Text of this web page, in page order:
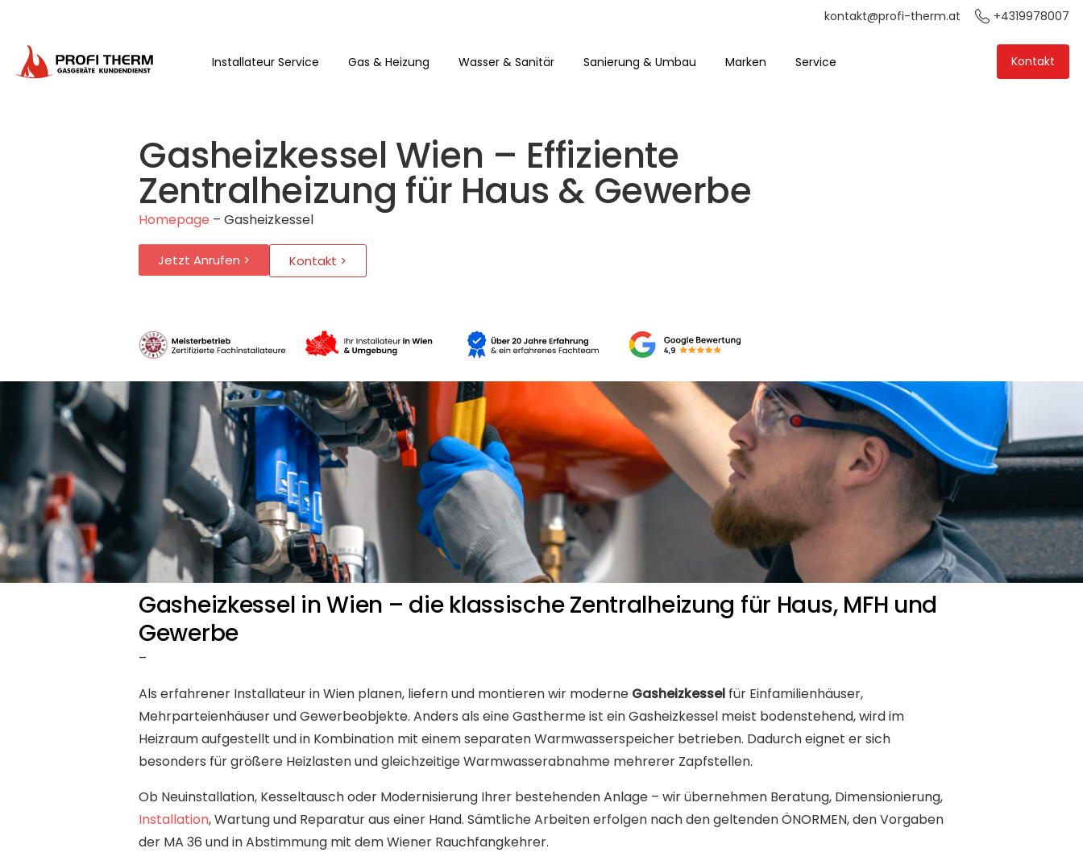
kontakt@profi-therm.at +4319978007
Installateur Service Gas & Heizung Wasser & Sanitär Sanierung & Umbau Marken Service Kontakt
Gasheizkessel Wien – Effiziente
Zentralheizung für Haus & Gewerbe
Homepage – Gasheizkessel
Jetzt Anrufen > Kontakt >
Gasheizkessel in Wien – die klassische Zentralheizung für Haus, MFH und
Gewerbe
–
Als erfahrener Installateur in Wien planen, liefern und montieren wir moderne Gasheizkessel für Einfamilienhäuser,
Mehrparteienhäuser und Gewerbeobjekte. Anders als eine Gastherme ist ein Gasheizkessel meist bodenstehend, wird im
Heizraum aufgestellt und in Kombination mit einem separaten Warmwasserspeicher betrieben. Dadurch eignet er sich
besonders für größere Heizlasten und gleichzeitige Warmwasserabnahme mehrerer Zapfstellen.
Ob Neuinstallation, Kesseltausch oder Modernisierung Ihrer bestehenden Anlage – wir übernehmen Beratung, Dimensionierung,
Installation, Wartung und Reparatur aus einer Hand. Sämtliche Arbeiten erfolgen nach den geltenden ÖNORMEN, den Vorgaben
der MA 36 und in Abstimmung mit dem Wiener Rauchfangkehrer.